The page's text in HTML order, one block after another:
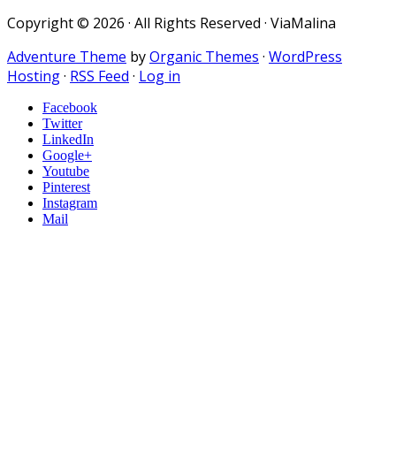
Copyright © 2026 · All Rights Reserved · ViaMalina
Adventure Theme byOrganic Themes · WordPress
Hosting· RSS Feed · Log in
Facebook
Twitter
LinkedIn
Google+
Youtube
Pinterest
Instagram
Mail